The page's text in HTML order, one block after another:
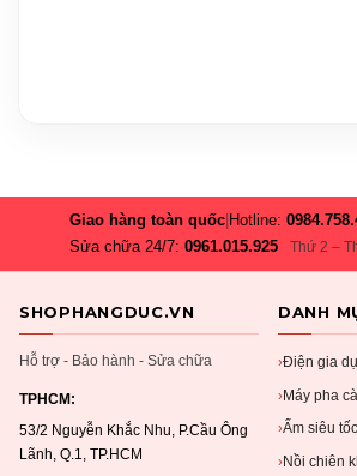
Giao hàng toàn quốc|Hotline:
Sửa chữa 24/7:0961.015.925 Thứ 2 –
SHOPHANGDUC.VN
Hỗ trợ - Bảo hành - Sửa chữa
TPHCM:
53/2 Nguyễn Khắc Nhu, P.Cầu Ông
Lãnh, Q.1, TP.HCM
DANH
›Điện gia
›Máy pha
›Ấm siêu tốc
› Nồi chiên